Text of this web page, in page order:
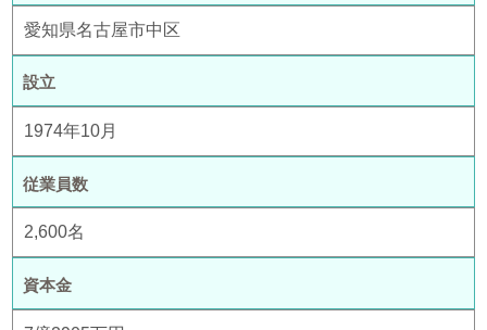
愛知県名古屋市中区
設立
1974年10月
従業員数
2,600名
資本金